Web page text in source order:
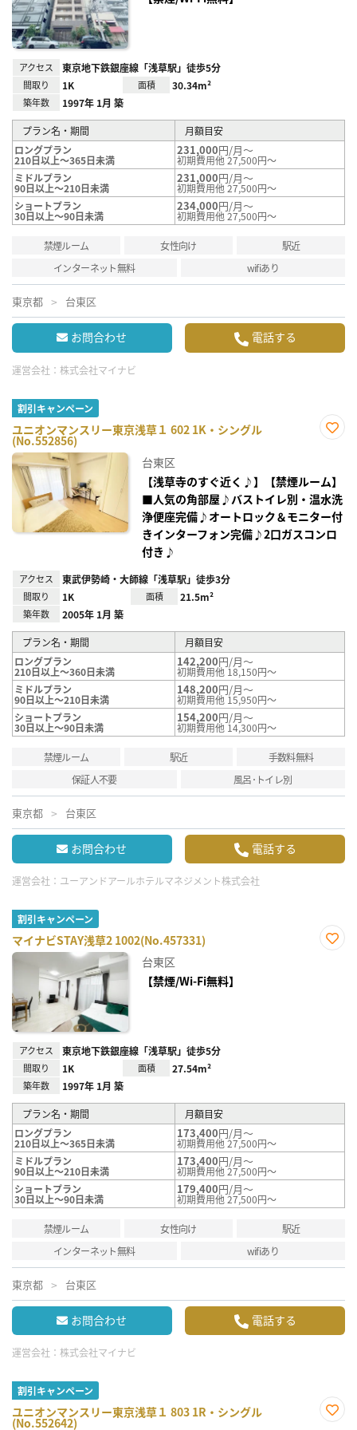
アクセス 東京地下鉄銀座線「浅草駅」徒歩5分
間取り 1K 面積 30.34m²
築年数 1997年 1月 築
プラン名・期間
月額目安
ロングプラン
210日以上～365日未満
231,000円/月～
初期費用他 27,500円～
ミドルプラン
90日以上～210日未満
231,000円/月～
初期費用他 27,500円～
ショートプラン
30日以上～90日未満
234,000円/月～
初期費用他 27,500円～
禁煙ルーム 女性向け
駅近
インターネット無料
wifiあり
東京都 台東区
お問合わせ 電話する
運営会社： 株式会社マイナビ
割引キャンペーン
ユニオンマンスリー東京浅草１ 602 1K・シングル
(No.552856)
録
台東区
【浅草寺のすぐ近く♪】【禁煙ルーム】
■人気の角部屋♪バストイレ別・温水洗
浄便座完備♪オートロック＆モニター付
きインターフォン完備♪2口ガスコンロ
付き♪
アクセス 東武伊勢崎・大師線「浅草駅」徒歩3分
間取り 1K 面積 21.5m²
築年数 2005年 1月 築
プラン名・期間
月額目安
ロングプラン
210日以上～360日未満
142,200円/月～
初期費用他 18,150円～
ミドルプラン
90日以上～210日未満
148,200円/月～
初期費用他 15,950円～
ショートプラン
30日以上～90日未満
154,200円/月～
初期費用他 14,300円～
禁煙ルーム 駅近
手数料無料
保証人不要
風呂･トイレ別
東京都 台東区
お問合わせ 電話する
運営会社： ユーアンドアールホテルマネジメント株式会社
割引キャンペーン
マイナビSTAY浅草2 1002(No.457331)
台東区
【禁煙/Wi-Fi無料】
アクセス 東京地下鉄銀座線「浅草駅」徒歩5分
間取り 1K 面積 27.54m²
築年数 1997年 1月 築
プラン名・期間
月額目安
ロングプラン
210日以上～365日未満
173,400円/月～
初期費用他 27,500円～
ミドルプラン
90日以上～210日未満
173,400円/月～
初期費用他 27,500円～
ショートプラン
30日以上～90日未満
179,400円/月～
初期費用他 27,500円～
禁煙ルーム 女性向け
駅近
インターネット無料
wifiあり
東京都 台東区
お問合わせ 電話する
運営会社： 株式会社マイナビ
割引キャンペーン
ユニオンマンスリー東京浅草１ 803 1R・シングル
(No.552642)